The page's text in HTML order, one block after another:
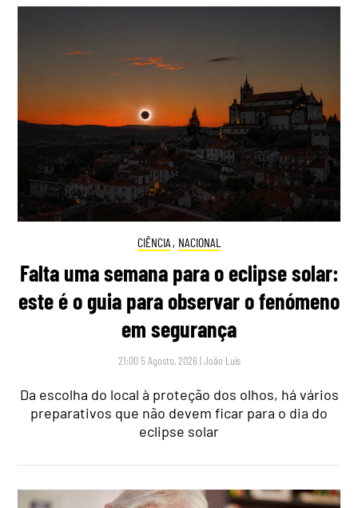
CIÊNCIA , NACIONAL
Falta uma semana para o eclipse solar:
este é o guia para observar o fenómeno
em segurança
21:00 5 Agosto, 2026 |João Luís
Da escolha do local à proteção dos olhos, há vários
preparativos que não devem ficar para o dia do
eclipse solar